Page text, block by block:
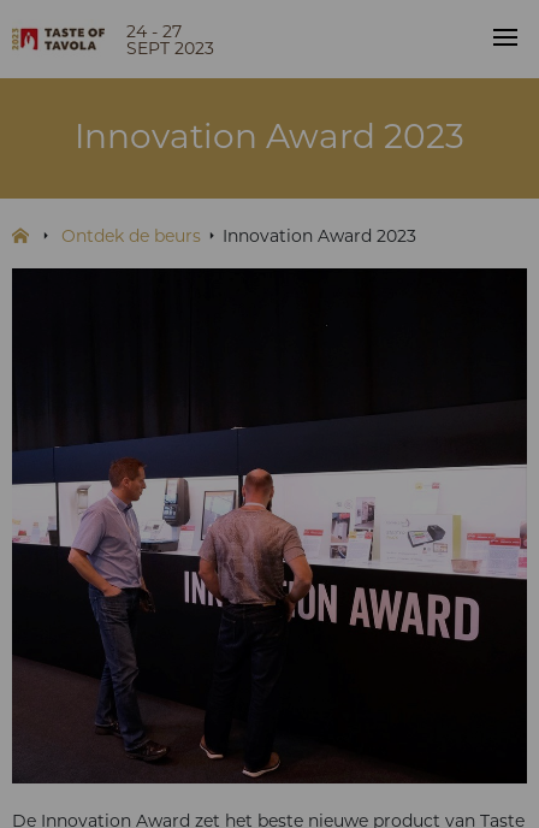
24 - 27
SEPT 2023
Innovation Award 2023
Ontdek de beurs Innovation Award 2023
De Innovation Award zet het beste nieuwe product van Taste